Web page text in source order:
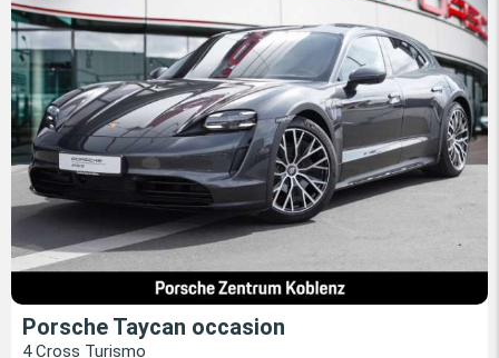
Porsche Taycan occasion
4 Cross Turismo